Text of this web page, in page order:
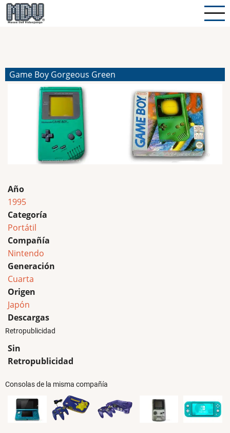
Pasar
al
Game Boy Gorgeous Green
Año
1995
Categoría
Portátil
Compañía
Nintendo
Generación
Cuarta
Origen
Japón
Descargas
Retropublicidad
Sin
Retropublicidad
Consolas de la misma compañía